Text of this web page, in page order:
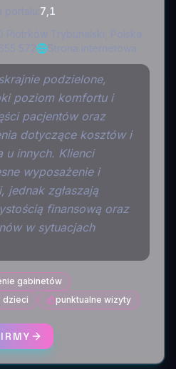
7,1
podzielone,
poziom komfortu i
pacjentów oraz
dotyczące kosztów i
u innych. Klienci
wyposażenie i
jednak zgłaszają
finansową oraz
w sytuacjach
gabinetów
dzieci
punktualne wizyty